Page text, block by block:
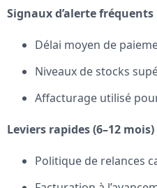
Signaux d’alerte fréquents
Délai moyen de
Niveaux de stocks
Affacturage utilisé
Leviers rapides (6–12 mois)
Politique de relances